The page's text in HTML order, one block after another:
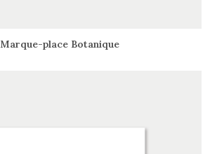
Marque-place Botanique